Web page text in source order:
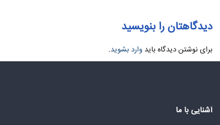
دیدگاهتان را بنویسید
برای نوشتن دیدگاه باید وارد بشوید.
آشنایی با ما